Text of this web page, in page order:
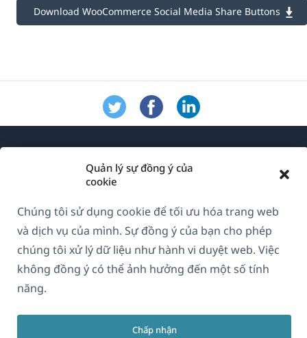
Quản lý sự đồng ý của
cookie
Chúng tôi sử dụng cookie để tối ưu hóa trang web
và dịch vụ của mình. Sự đồng ý của bạn cho phép
chúng tôi xử lý dữ liệu như hành vi duyệt web. Việc
không đồng ý có thể ảnh hưởng đến một số tính
năng.
Chấp nhận
Download WooCommerce Social Media Share Buttons
Về WPML
GDPR & Chính sách Bảo mật
Tham gia đội ngũ của chúng tôi(mở
cửa
cửa